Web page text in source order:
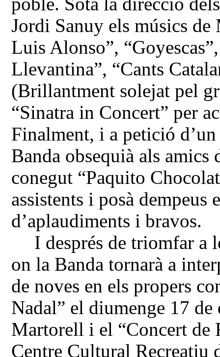
poble. Sota la direcció
Jordi Sanuy els músics
Luis Alonso”,
Llevantina”, “Cants
(Brillantment solejat pel
“Sinatra in Concert” per
Finalment, i a petició
Banda obsequià als
conegut “Paquito
assistents i posà dempeus
d’aplaudiments i bravos.
I després de triomfar a
on la Banda tornarà a
de noves en els propers
Nadal” el diumenge 17
Martorell i el “Concert de
Centre Cultural Recreatiu